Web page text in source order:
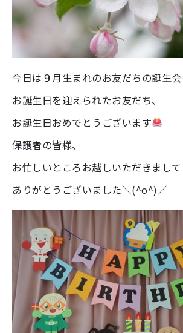
今日は９月生まれのお友だちの誕生会
お誕生日を迎えられたお友だち、
お誕生日おめでとうございます
保護者の皆様、
お忙しいところお越しいただきまして
ありがとうございました＼(^o^)／